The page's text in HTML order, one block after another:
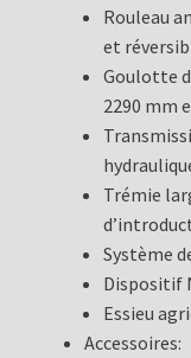
Rouleau
et
Goulotte
2290 mm
Trémie
Système
Dispositif
Essieu
Accessoires: